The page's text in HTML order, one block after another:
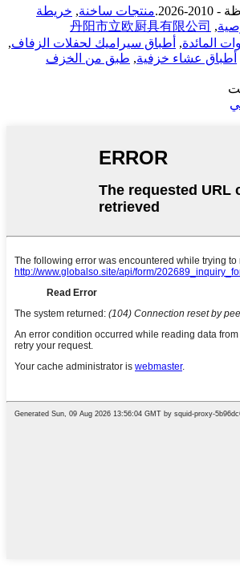
منتجات ساخنة, خريطة
,
丹阳市立欧厨具有限公司
المائدة, أطباق سيراميك لحفلات الزفاف,
أطباق عشاء خزفية, طبق من الخزف